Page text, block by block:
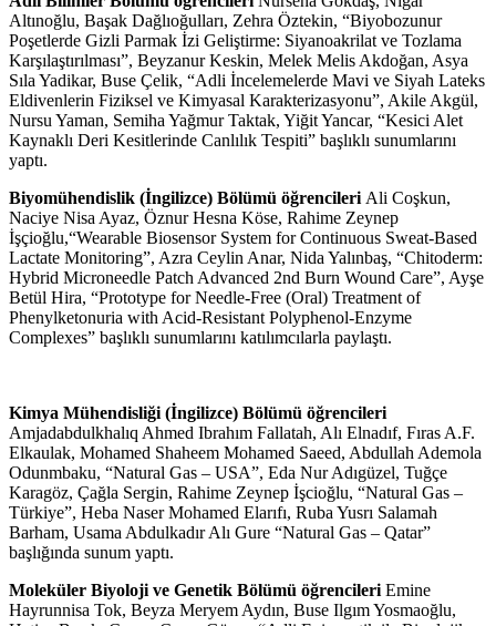
Altınoğlu, Başak Dağlıoğulları, Zehra Öztekin, “Biyobozunur
Poşetlerde Gizli Parmak İzi Geliştirme: Siyanoakrilat ve Tozlama
Karşılaştırılması”, Beyzanur Keskin, Melek Melis Akdoğan, Asya
Sıla Yadikar, Buse Çelik, “Adli İncelemelerde Mavi ve Siyah Lateks
Eldivenlerin Fiziksel ve Kimyasal Karakterizasyonu”, Akile Akgül,
Nursu Yaman, Semiha Yağmur Taktak, Yiğit Yancar, “Kesici Alet
Kaynaklı Deri Kesitlerinde Canlılık Tespiti” başlıklı sunumlarını
yaptı.
Biyomühendislik (İngilizce) Bölümü öğrencileri Ali Coşkun,
Naciye Nisa Ayaz, Öznur Hesna Köse, Rahime Zeynep
İşçioğlu,“Wearable Biosensor System for Continuous Sweat-Based
Lactate Monitoring”, Azra Ceylin Anar, Nida Yalınbaş, “Chitoderm:
Hybrid Microneedle Patch Advanced 2nd Burn Wound Care”, Ayşe
Betül Hira, “Prototype for Needle-Free (Oral) Treatment of
Phenylketonuria with Acid-Resistant Polyphenol-Enzyme
Complexes” başlıklı sunumlarını katılımcılarla paylaştı.
Kimya Mühendisliği (İngilizce) Bölümü öğrencileri
Amjadabdulkhalıq Ahmed Ibrahım Fallatah, Alı Elnadıf, Fıras A.F.
Elkaulak, Mohamed Shaheem Mohamed Saeed, Abdullah Ademola
Odunmbaku, “Natural Gas – USA”, Eda Nur Adıgüzel, Tuğçe
Karagöz, Çağla Sergin, Rahime Zeynep İşcioğlu, “Natural Gas –
Türkiye”, Heba Naser Mohamed Elarıfı, Ruba Yusrı Salamah
Barham, Usama Abdulkadır Alı Gure “Natural Gas – Qatar”
başlığında sunum yaptı.
Moleküler Biyoloji ve Genetik Bölümü öğrencileri Emine
Hayrunnisa Tok, Beyza Meryem Aydın, Buse Ilgım Yosmaoğlu,